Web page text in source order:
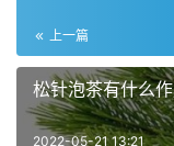
上一篇
松针泡茶有什么
2022-05-21 13:21